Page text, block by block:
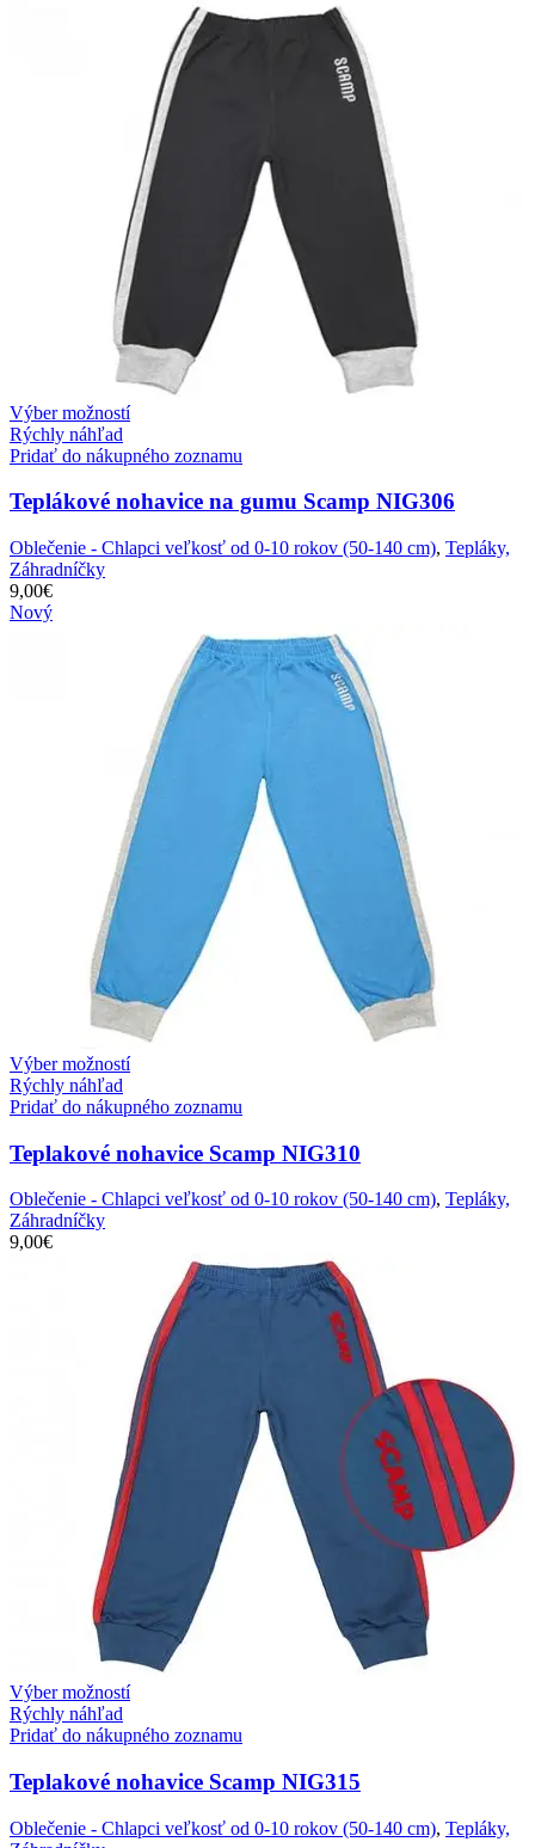
Výber možností
Rýchly náhľad
Pridať do nákupného zoznamu
Teplákové nohavice na gumu Scamp NIG306
Oblečenie - Chlapci veľkosť od 0-10 rokov (50-140 cm), Tepláky,
Záhradníčky
9,00€
Nový
Výber možností
Rýchly náhľad
Pridať do nákupného zoznamu
Teplakové nohavice Scamp NIG310
Oblečenie - Chlapci veľkosť od 0-10 rokov (50-140 cm), Tepláky,
Záhradníčky
9,00€
Výber možností
Rýchly náhľad
Pridať do nákupného zoznamu
Teplakové nohavice Scamp NIG315
Oblečenie - Chlapci veľkosť od 0-10 rokov (50-140 cm), Tepláky,